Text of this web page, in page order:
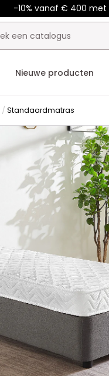
-10% vanaf € 400 met
Nieuwe producten
Standaardmatras